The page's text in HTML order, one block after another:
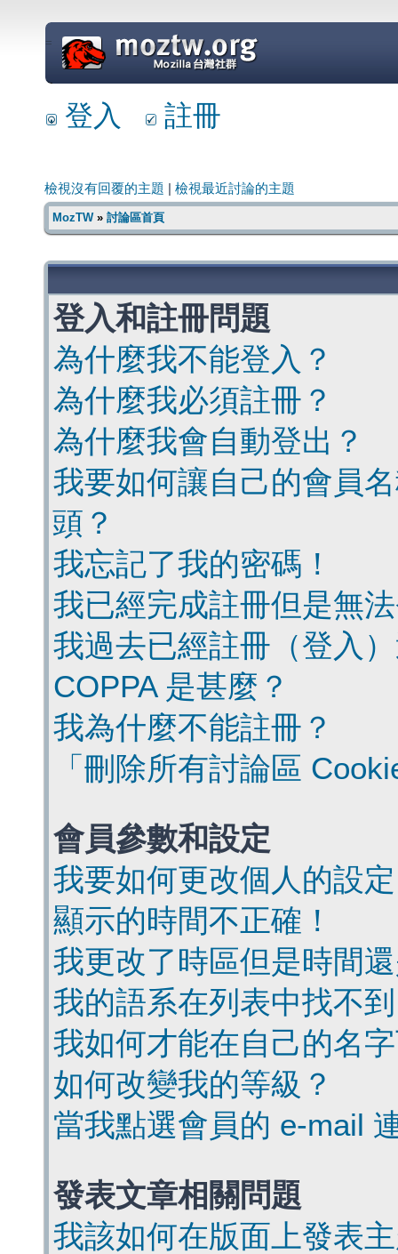
=
登入 註冊
檢視沒有回覆的主題 檢視最近討論的主題
MozTW» 討論區首頁
登入和註冊問題
為什麼我不能登入？
為什麼我必須註冊？
為什麼我會自動登出？
我要如何讓自己的會員
頭？
我忘記了我的密碼！
我已經完成註冊但是無
我過去已經註冊（登入
COPPA 是甚麼？
我為什麼不能註冊？
「刪除所有討論區
會員參數和設定
我要如何更改個人的設
顯示的時間不正確！
我更改了時區但是時間
我的語系在列表中找不
我如何才能在自己的名
如何改變我的等級？
當我點選會員的 e-mail
發表文章相關問題
我該如何在版面上發表